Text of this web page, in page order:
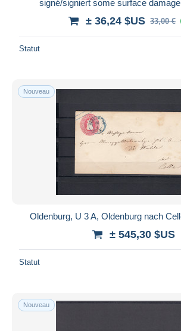
signé/signiert some surface
± 36,24 $US 33,00 €
Statut
Nouveau
Oldenburg, U 3 A, Oldenburg nach
± 545,30 $US
Statut
Nouveau